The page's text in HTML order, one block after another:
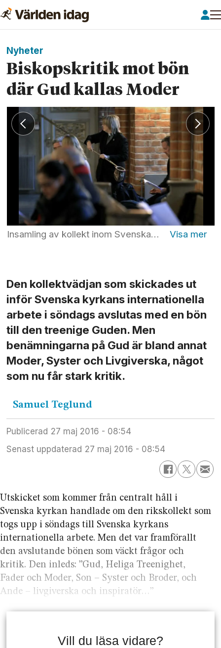
Nyheter
Biskopskritik mot bön
där Gud kallas Moder
Insamling av kollekt inom Svenska kyrkan. Foto: Janerik Henriksson/TT
Den kollektvädjan som skickades ut
inför Svenska kyrkans internationella
arbete i söndags avslutas med en bön
till den treenige Guden. Men
benämningarna på Gud är bland annat
Moder, Syster och Livgiverska, något
som nu får stark kritik.
Samuel Teglund
Publicerad
27 maj 2016 - 08:54
Senast uppdaterad
27 maj 2016 - 08:54
Utskicket som kommer från centralt håll i
Svenska kyrkan handlade om den rikskollekt som
togs upp i söndags till Svenska kyrkans
internationella arbete. Men det var framförallt
den avslutande bönen som väckt frågor och
kritik. Den inleds: ”Gud, Heliga Treenighet,
Fader och Moder, Son – Syster och Broder, och
Ande – livgiverska och inspiratör…”
Vill du läsa vidare?